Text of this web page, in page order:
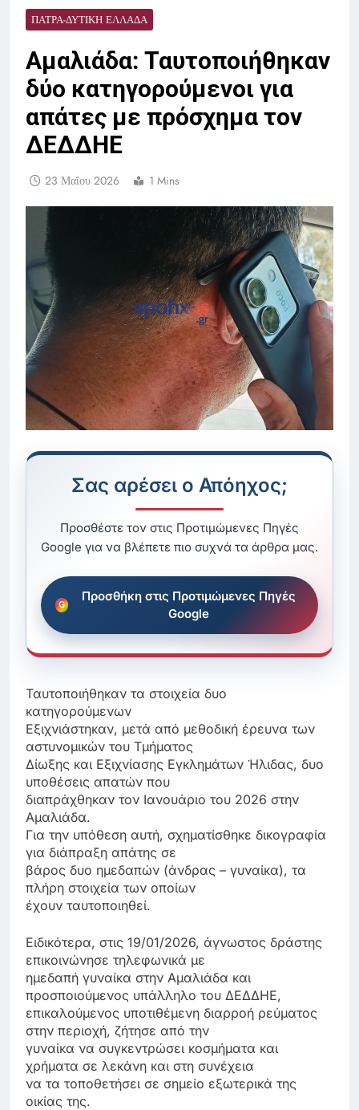
ΠΆΤΡΑ-ΔΥΤΙΚΉ ΕΛΛΆΔΑ
Αμαλιάδα: Ταυτοποιήθηκαν
δύο κατηγορούμενοι για
απάτες με πρόσχημα τον
ΔΕΔΔΗΕ
23 Μαΐου 2026 1 Mins
Σας αρέσει ο Απόηχος;
Προσθέστε τον στις Προτιμώμενες Πηγές
Google για να βλέπετε πιο συχνά τα άρθρα μας.
Προσθήκη στις Προτιμώμενες Πηγές
Google
Ταυτοποιήθηκαν τα στοιχεία δυο
κατηγορούμενων
Εξιχνιάστηκαν, μετά από μεθοδική έρευνα των
αστυνομικών του Τμήματος
Δίωξης και Εξιχνίασης Εγκλημάτων Ήλιδας, δυο
υποθέσεις απατών που
διαπράχθηκαν τον Ιανουάριο του 2026 στην
Αμαλιάδα.
Για την υπόθεση αυτή, σχηματίσθηκε δικογραφία
για διάπραξη απάτης σε
βάρος δυο ημεδαπών (άνδρας – γυναίκα), τα
πλήρη στοιχεία των οποίων
έχουν ταυτοποιηθεί.
Ειδικότερα, στις 19/01/2026, άγνωστος δράστης
επικοινώνησε τηλεφωνικά με
ημεδαπή γυναίκα στην Αμαλιάδα και
προσποιούμενος υπάλληλο του ΔΕΔΔΗΕ,
επικαλούμενος υποτιθέμενη διαρροή ρεύματος
στην περιοχή, ζήτησε από την
γυναίκα να συγκεντρώσει κοσμήματα και
χρήματα σε λεκάνη και στη συνέχεια
να τα τοποθετήσει σε σημείο εξωτερικά της
οικίας της.